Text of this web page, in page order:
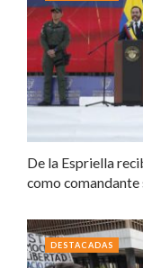
De la Espriella
como comandante
DESTACADAS